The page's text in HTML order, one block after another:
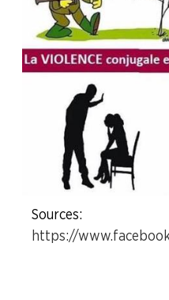
Sources :
https://